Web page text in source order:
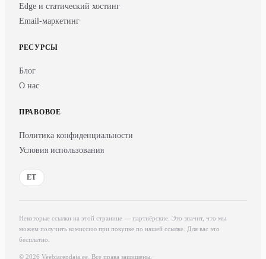
Edge и статический хостинг
Email-маркетинг
РЕСУРСЫ
Блог
О нас
ПРАВОВОЕ
Политика конфиденциальности
Условия использования
ET
Некоторые ссылки на этой странице — партнёрские. Это значит, что мы
можем получить комиссию при покупке по нашей ссылке. Для вас это
бесплатно.
© 2026 Veebiarendaja.ee. Все права защищены. ·